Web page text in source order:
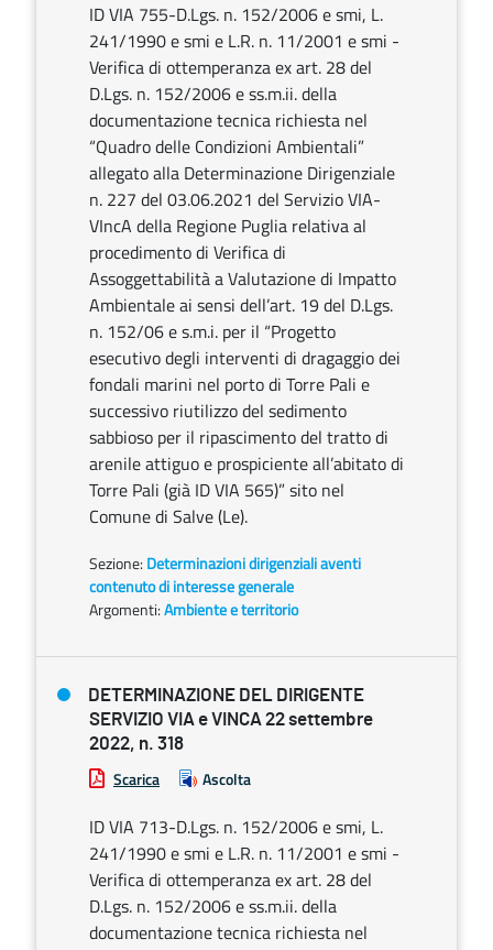
ID VIA 755-D.Lgs. n. 152/2006 e smi, L.
241/1990 e smi e L.R. n. 11/2001 e smi -
Verifica di ottemperanza ex art. 28 del
D.Lgs. n. 152/2006 e ss.m.ii. della
documentazione tecnica richiesta nel
“Quadro delle Condizioni Ambientali”
allegato alla Determinazione Dirigenziale
n. 227 del 03.06.2021 del Servizio VIA-
VIncA della Regione Puglia relativa al
procedimento di Verifica di
Assoggettabilità a Valutazione di Impatto
Ambientale ai sensi dell’art. 19 del D.Lgs.
n. 152/06 e s.m.i. per il “Progetto
esecutivo degli interventi di dragaggio dei
fondali marini nel porto di Torre Pali e
successivo riutilizzo del sedimento
sabbioso per il ripascimento del tratto di
arenile attiguo e prospiciente all’abitato di
Torre Pali (già ID VIA 565)” sito nel
Comune di Salve (Le).
Sezione: Determinazioni dirigenziali aventi
contenuto di interesse generale
Argomenti:Ambiente e territorio
DETERMINAZIONE DEL DIRIGENTE
SERVIZIO VIA e VINCA 22 settembre
2022, n. 318
Scarica Ascolta
ID VIA 713-D.Lgs. n. 152/2006 e smi, L.
241/1990 e smi e L.R. n. 11/2001 e smi -
Verifica di ottemperanza ex art. 28 del
D.Lgs. n. 152/2006 e ss.m.ii. della
documentazione tecnica richiesta nel